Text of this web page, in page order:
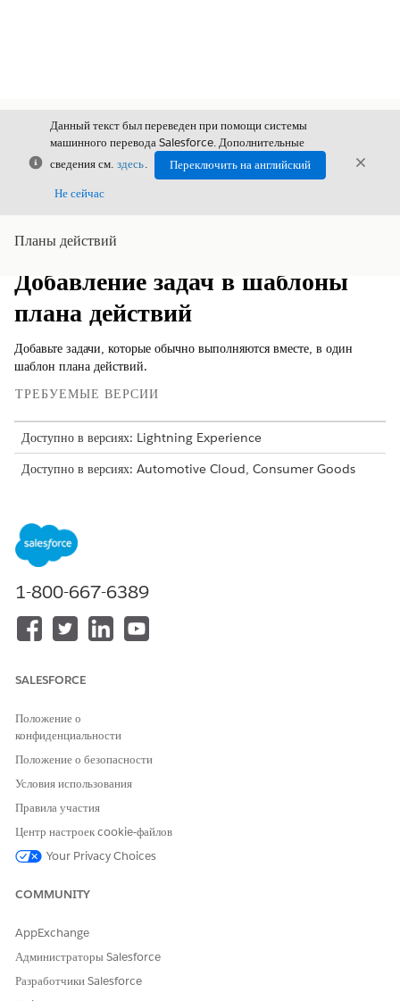
Закрыть
Данный текст был переведен при помощи системы
машинного перевода Salesforce. Дополнительные
сведения см. здесь.
Переключить на английский
Не сейчас
Планы действийПоказать содержание
Содержание
Добавление задач в шаблоны
плана действий
Добавьте задачи, которые обычно выполняются вместе, в один
шаблон плана действий.
ТРЕБУЕМЫЕ ВЕРСИИ
Доступно в версиях: Lightning Experience
Доступно в версиях: Automotive Cloud, Consumer Goods
Sector.Просмотр доступности версии
действий:
Найдите и откройте
запуска приложений.
Выберите нужный шаблон и нажмите «
выберите«Обязательно»
Назначьте задачу определенному пользователю и роли.
Выберите время отправки напоминания назначенному задаче в
Сохраните внесенные изменения.
ЭТА СТАТЬЯ РЕШИЛА ВАШУ ПРОБЛЕМУ?
Оставьте свой отзыв, чтобы мы могли стать лучше!
1-800-667-6389
SALESFORCE
Положение о
конфиденциальности
Положение о безопасности
Условия использования
Правила участия
Центр настроек cookie-файлов
Your Privacy Choices
COMMUNITY
AppExchange
Администраторы Salesforce
Разработчики Salesforce